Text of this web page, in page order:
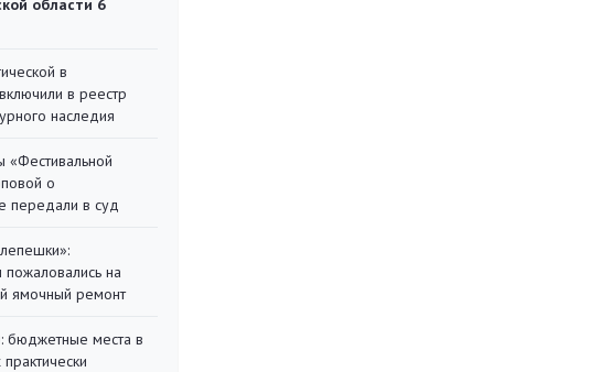
области 6
в
в реестр
наследия
«Фестивальной
о
передали в суд
на
ямочный ремонт
места в